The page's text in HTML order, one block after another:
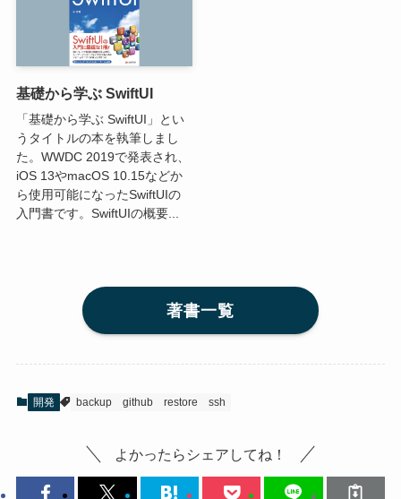
基礎から学ぶ SwiftUI
「基礎から学ぶ SwiftUI」とい
うタイトルの本を執筆しまし
た。WWDC 2019で発表され、
iOS 13やmacOS 10.15などか
ら使用可能になったSwiftUIの
入門書です。SwiftUIの概要...
著書一覧
開発 backup github restore ssh
よかったらシェアしてね！